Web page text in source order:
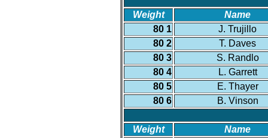
Weight
Name
80 1
J. Trujillo
80 2
T. Daves
80 3
S. Randlo
80 4
L. Garrett
80 5
E. Thayer
80 6
B. Vinson
Weight
Name